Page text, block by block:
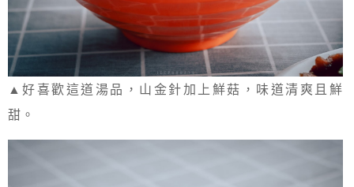
▲好喜歡這道湯品，山金針加上鮮菇，味道清爽且鮮
甜。